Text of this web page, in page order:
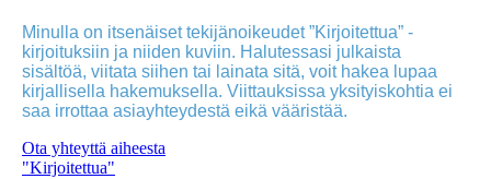
Minulla on itsenäiset tekijänoikeudet ”Kirjoitettua” -
kirjoituksiin ja niiden kuviin. Halutessasi julkaista
sisältöä, viitata siihen tai lainata sitä, voit hakea lupaa
kirjallisella hakemuksella. Viittauksissa yksityiskohtia ei
saa irrottaa asiayhteydestä eikä vääristää.
Ota yhteyttä aiheesta
"Kirjoitettua"